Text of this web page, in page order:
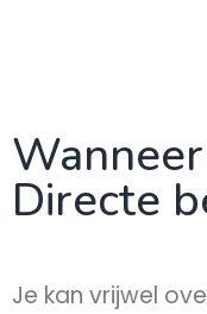
Directe
Je kan vrijwel